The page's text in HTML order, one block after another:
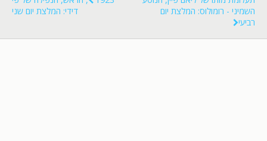
דידי: המלצת יום שני
השמיני - רומולוס: המלצת יום
רביעי